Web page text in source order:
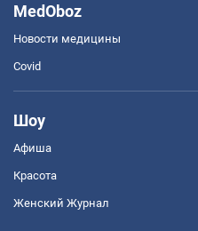
MedOboz
Новости медицины
Covid
Шоу
Афиша
Красота
Женский Журнал